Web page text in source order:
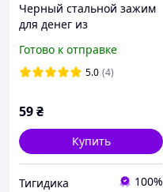
Черный стальной зажим
для денег из
Готово к отправке
5.0 (4)
59₴
Купить
Тигидика 100%